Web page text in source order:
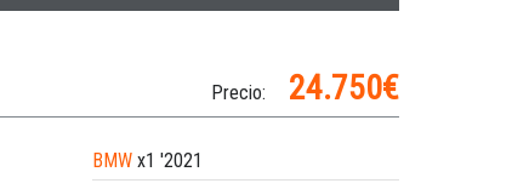
Precio: 24.750€
BMWx1 '2021